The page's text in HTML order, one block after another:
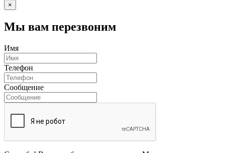
×
Мы вам перезвоним
Имя
Телефон
Сообщение